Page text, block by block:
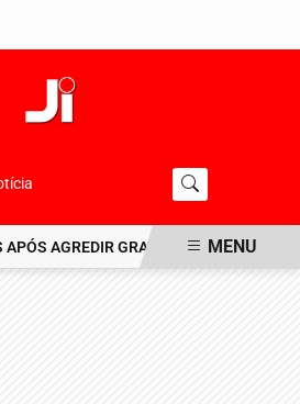
AGREDIR GRAVEMENTE CACHORRO
MENU